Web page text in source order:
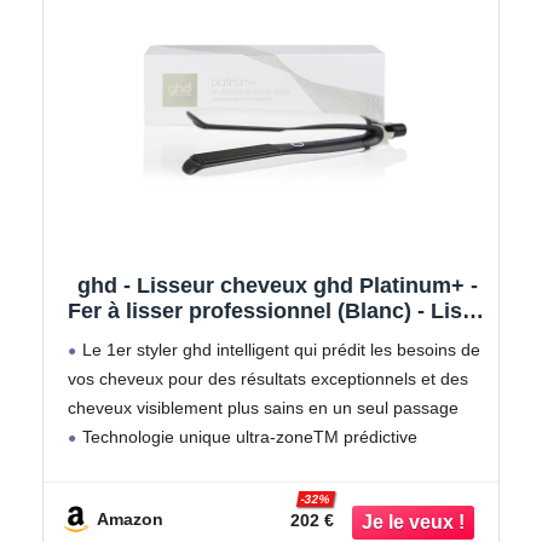
ghd - Lisseur cheveux ghd Platinum+ -
Fer à lisser professionnel (Blanc) - Lisse
75% plus brillants, 70% plus forts -
Lisseur boucleur idéal cheveux
colorés/abîmés
Le 1er styler ghd intelligent qui prédit les besoins de
vos cheveux pour des résultats exceptionnels et des
cheveux visiblement plus sains en un seul passage
Technologie unique ultra-zoneTM prédictive
Amazon
202 €
-32%